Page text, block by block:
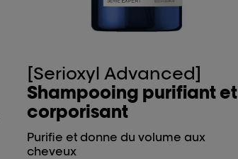
[Serioxyl Advanced]
Shampooing purifiant et
corporisant
Purifie et donne du volume aux
cheveux